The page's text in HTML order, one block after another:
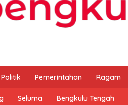
Politik Pemerintahan Ragam
Seluma Bengkulu Tengah